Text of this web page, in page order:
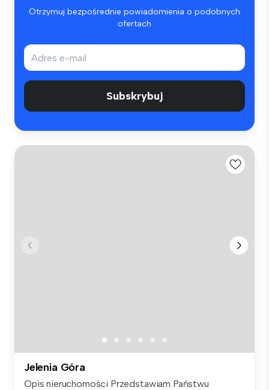
Otrzymuj bezpośrednie powiadomienia o podobnych
ofertach
Subskrybuj
Jelenia Góra
Opis nieruchomości Przedstawiam Państwu